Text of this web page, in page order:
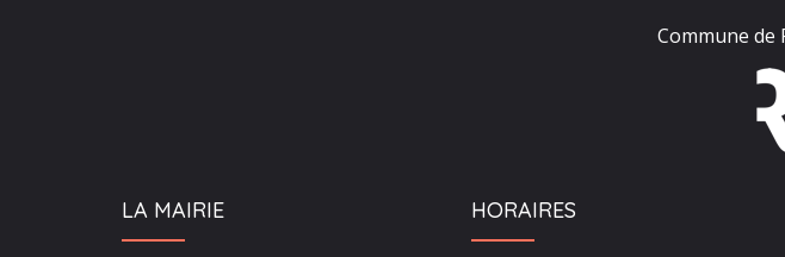
Commune de
LA MAIRIE HORAIRES